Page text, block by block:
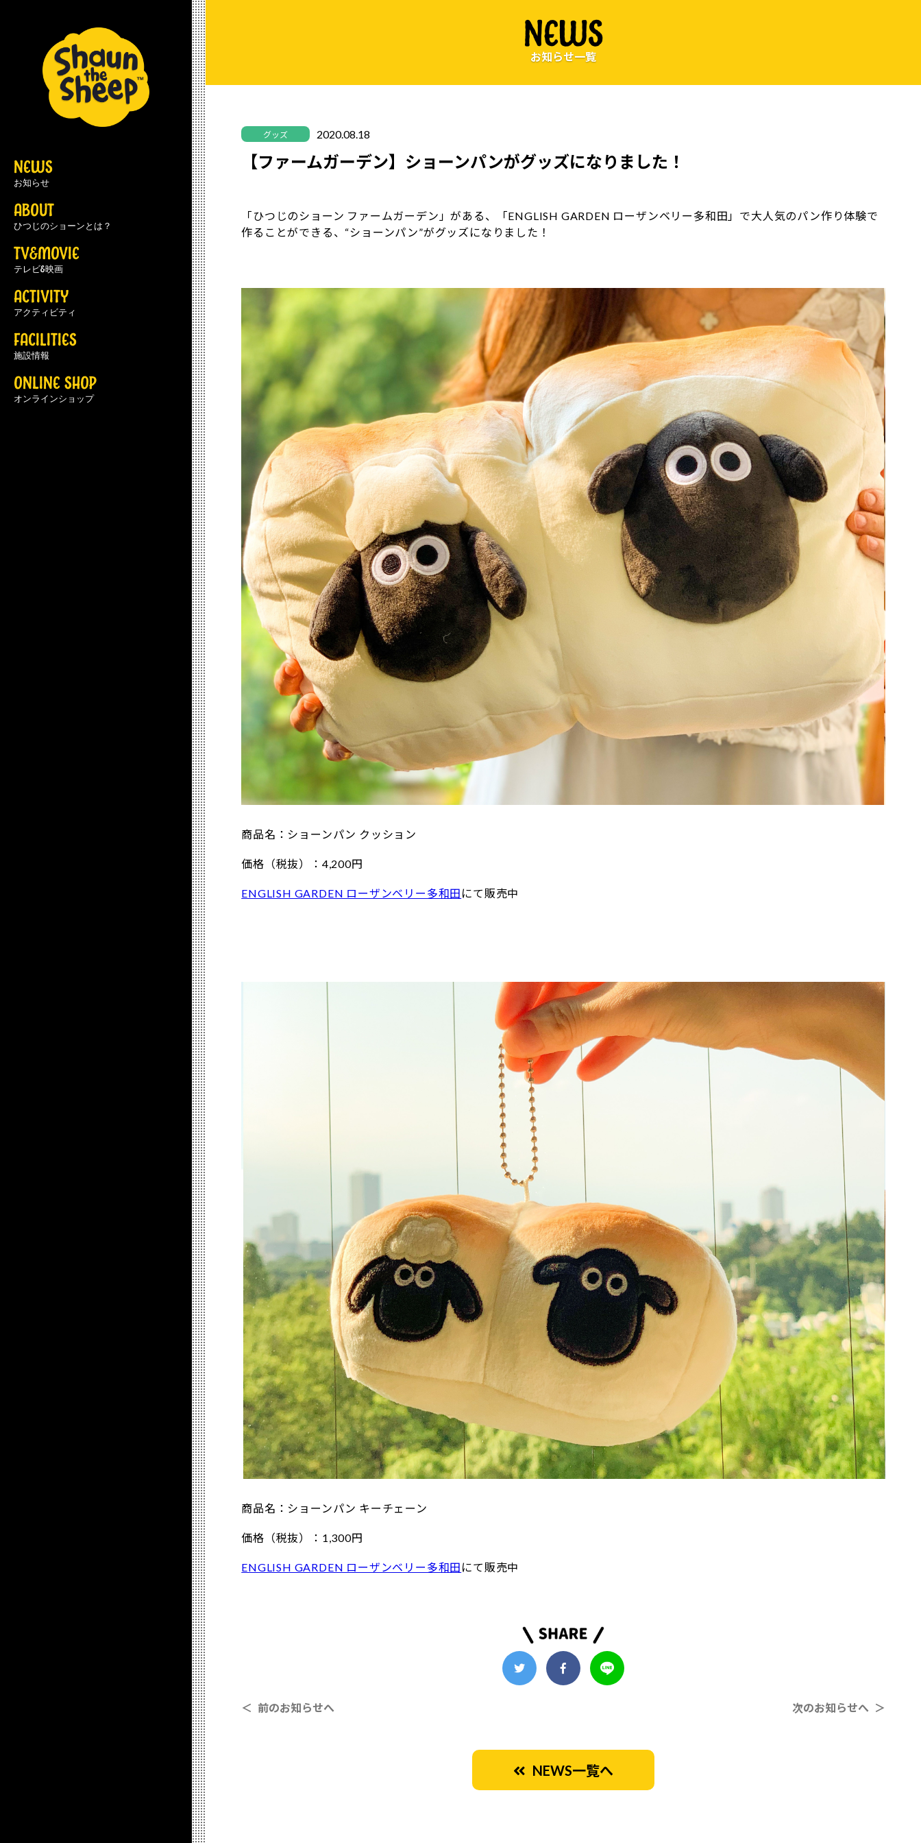
NEWS
お知らせ
ABOUT
ひつじのショーンとは？
TV&MOVIE
テレビ&映画
ACTIVITY
アクティビティ
FACILITIES
施設情報
ONLINE SHOP
オンラインショップ
NEWS
お知らせ一覧
グッズ 2020.08.18
【ファームガーデン】ショーンパンがグッズになりました！
「ひつじのショーン ファームガーデン」がある、「ENGLISH GARDEN ローザンベリー多和田」で大人気のパン作り体験で
作ることができる、“ショーンパン”がグッズになりました！
商品名：ショーンパン クッション
価格（税抜）：4,200円
ENGLISH GARDEN ローザンベリー多和田 にて販売中
商品名：ショーンパン キーチェーン
価格（税抜）：1,300円
ENGLISH GARDEN ローザンベリー多和田 にて販売中
＜ 前のお知らせへ 次のお知らせへ ＞
NEWS一覧へ